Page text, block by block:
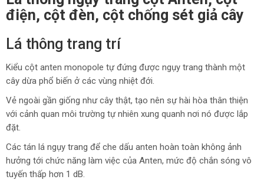
điện, cột đèn, cột chống sét giả cây
Lá thông trang trí
Kiểu cột anten monopole tự đứng được ngụy trang thành một
cây dừa phổ biến ở các vùng nhiệt đới.
Vẻ ngoài gần giống như cây thật, tạo nên sự hài hòa thân thiện
với cảnh quan môi trường tự nhiên xung quanh nơi nó được lắp
đặt.
Các tán lá ngụy trang để che dấu anten hoàn toàn không ảnh
hưởng tới chức năng làm việc của Anten, mức độ chắn sóng vô
tuyến thấp hơn 1 dB.